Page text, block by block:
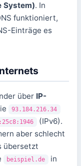
System). In
funktioniert,
Einträge es
über IP-
93.184.216.34
(IPv6).
aber schlecht
übersetzt
beispiel.de
in